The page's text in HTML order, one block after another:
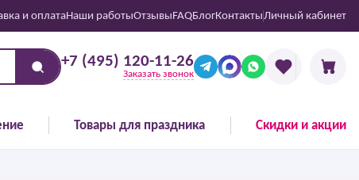
и оплатаНаши работыОтзывыFAQБлогКонтактыЛичный кабинет
+7 (495) 120-11-26
Заказать звонок
Товары для праздника Скидки и акции